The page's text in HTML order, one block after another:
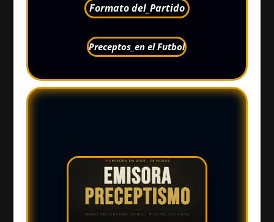
Formato del_Partido
Preceptos_en el Futbol